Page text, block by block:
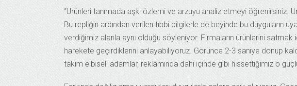
“Ürünleri tanımada aşkı özlemi ve arzuyu analiz etmeyi öğrenirsiniz.
Bu repliğin ardından verilen tıbbi bilgilerle de beyinde bu duyguların
verdiğimiz alanla aynı olduğu söyleniyor. Firmaların ürünlerini satmak
harekete geçirdiklerini anlayabiliyoruz. Görünce 2-3 saniye donup
takım elbiseli adamlar, reklamında dahi içinde gibi hissettiğimiz o